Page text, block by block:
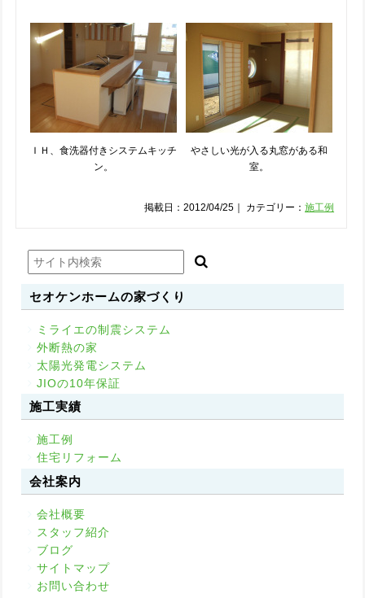
ＩＨ、食洗器付きシステムキッチ
ン。
やさしい光が入る丸窓がある和
室。
掲載日：2012/04/25｜ カテゴリー：施工例
セオケンホームの家づくり
ミライエの制震システム
外断熱の家
太陽光発電システム
JIOの10年保証
施工実績
施工例
住宅リフォーム
会社案内
会社概要
スタッフ紹介
ブログ
サイトマップ
お問い合わせ